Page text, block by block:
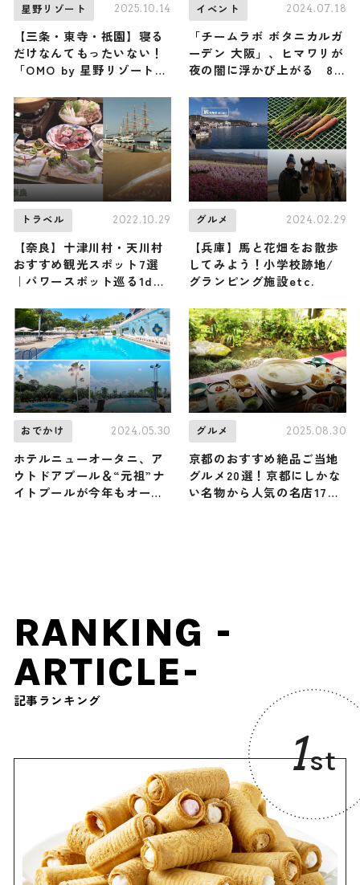
星野リゾート 2025.10.14
【三条・東寺・祇園】寝る
だけなんてもったいない！
「OMO by 星野リゾート」
夜の新体験がスタート
イベント 2024.07.18
「チームラボ ボタニカルガ
ーデン 大阪」、ヒマワリが
夜の闇に浮かび上がる 8
トラベル 2022.10.29
【奈良】十津川村・天川村
おすすめ観光スポット7選
｜パワースポット巡る1day
グルメ 2024.02.29
【兵庫】馬と花畑をお散歩
してみよう！小学校跡地/
グランピング施設etc.
おでかけ 2024.05.30
ホテルニューオータニ、ア
ウトドアプール＆“元祖”ナ
イトプールが今年もオープ
グルメ 2025.08.30
京都のおすすめ絶品ご当地
グルメ20選！京都にしかな
い名物から人気の名店17選
RANKING -
ARTICLE-
記事ランキング
1st